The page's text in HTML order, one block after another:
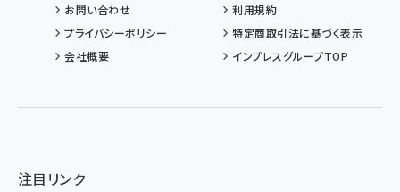
お問い合わせ
利用規約
プライバシーポリシー
特定商取引法に基づく表示
会社概要
インプレスグループTOP
注目リンク